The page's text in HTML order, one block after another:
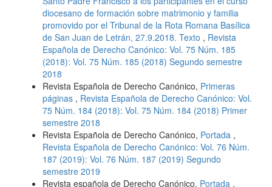
diocesano de formación sobre matrimonio y familia
promovido por el Tribunal de la Rota Romana Basílica
de San Juan de Letrán, 27.9.2018. Texto , Revista
Española de Derecho Canónico: Vol. 75 Núm. 185
(2018): Vol. 75 Núm. 185 (2018) Segundo semestre
2018
Revista Española de Derecho Canónico, Primeras
páginas , Revista Española de Derecho Canónico: Vol.
75 Núm. 184 (2018): Vol. 75 Núm. 184 (2018) Primer
semestre 2018
Revista Española de Derecho Canónico, Portada ,
Revista Española de Derecho Canónico: Vol. 76 Núm.
187 (2019): Vol. 76 Núm. 187 (2019) Segundo
semestre 2019
Revista española de Derecho Canónico, Portada ,